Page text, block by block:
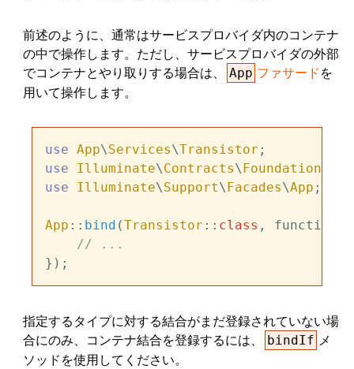
前述のように、通常はサービスプロバイダ内のコンテナ
の中で操作します。ただし、サービスプロバイダの外部
でコンテナとやり取りする場合は、
App ファサードを
用いて操作します。
use App\Services\Transistor
use
Illuminate\Contracts\Foundation
use
Illuminate\Support\Facades\App ;
App :: bind (Transistor :: class , function
// ...
指定するタイプに対する結合がまだ登録されていない場
合にのみ、コンテナ結合を登録するには、
bindIf メ
ソッドを使用してください。